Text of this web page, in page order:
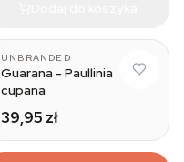
UNBRANDED
Guarana - Paullinia
cupana
39,95 zł